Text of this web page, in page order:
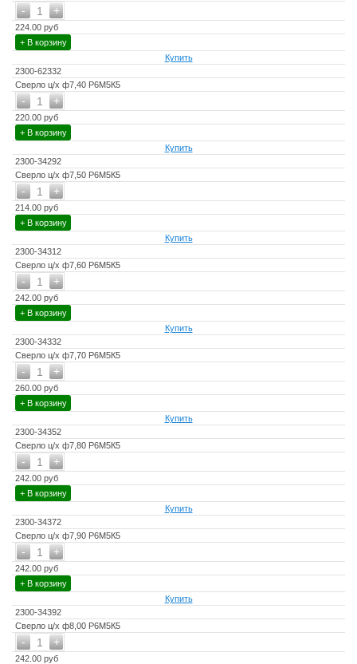
+
- 1
224.00 руб
+ В корзину
Купить
2300-62332
Сверло ц/х ф7,40 Р6М5К5
+
- 1
220.00 руб
+ В корзину
Купить
2300-34292
Сверло ц/х ф7,50 Р6М5К5
+
- 1
214.00 руб
+ В корзину
Купить
2300-34312
Сверло ц/х ф7,60 Р6М5К5
+
- 1
242.00 руб
+ В корзину
Купить
2300-34332
Сверло ц/х ф7,70 Р6М5К5
+
- 1
260.00 руб
+ В корзину
Купить
2300-34352
Сверло ц/х ф7,80 Р6М5К5
+
- 1
242.00 руб
+ В корзину
Купить
2300-34372
Сверло ц/х ф7,90 Р6М5К5
+
- 1
242.00 руб
+ В корзину
Купить
2300-34392
Сверло ц/х ф8,00 Р6М5К5
+
- 1
242.00 руб